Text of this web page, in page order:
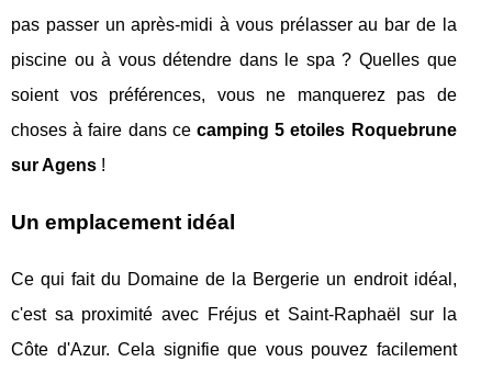
pas passer un après-midi à vous prélasser au bar de la
piscine ou à vous détendre dans le spa ? Quelles que
soient vos préférences, vous ne manquerez pas de
choses à faire dans ce camping 5 etoiles Roquebrune
sur Agens !
Un emplacement idéal
Ce qui fait du Domaine de la Bergerie un endroit idéal,
c'est sa proximité avec Fréjus et Saint-Raphaël sur la
Côte d'Azur. Cela signifie que vous pouvez facilement